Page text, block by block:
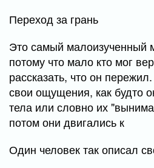
Переход за грань
Это самый малоизученный
потому что мало кто мог
рассказать, что он
свои ощущения, как будто
тела или словно их
потом они двигались к
Один человек так описал